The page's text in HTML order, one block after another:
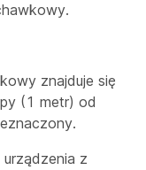
znajduje się
(1 metr) od
z